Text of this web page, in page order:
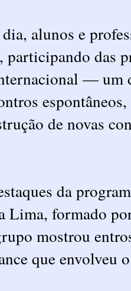
alunos e
participando das
— um
de novas
da
Lima, formado
mostrou
que envolveu